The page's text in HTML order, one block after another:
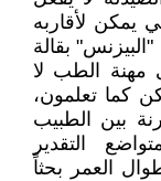
يمكن لأقاربه
بقالة
مهنة الطب لا
كما تعلمون،
بين الطبيب
التقدير
العمر بحثاً